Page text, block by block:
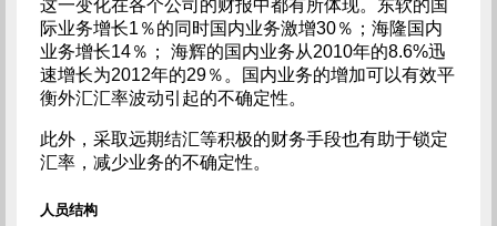
这一变化在各个公司的财报中都有所体现。东软的国
际业务增长1％的同时国内业务激增30％；海隆国内
业务增长14％； 海辉的国内业务从2010年的8.6%迅
速增长为2012年的29％。国内业务的增加可以有效平
衡外汇汇率波动引起的不确定性。
此外，采取远期结汇等积极的财务手段也有助于锁定
汇率，减少业务的不确定性。
人员结构